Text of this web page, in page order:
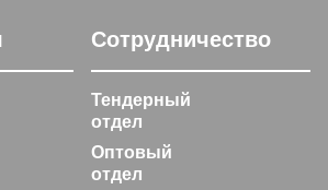
Сотрудничество
Тендерный
отдел
Оптовый
отдел